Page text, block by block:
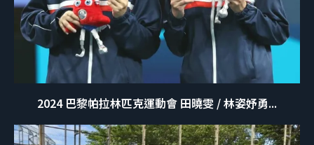
2024 巴黎帕拉林匹克運動會 田曉雯 / 林姿妤勇...